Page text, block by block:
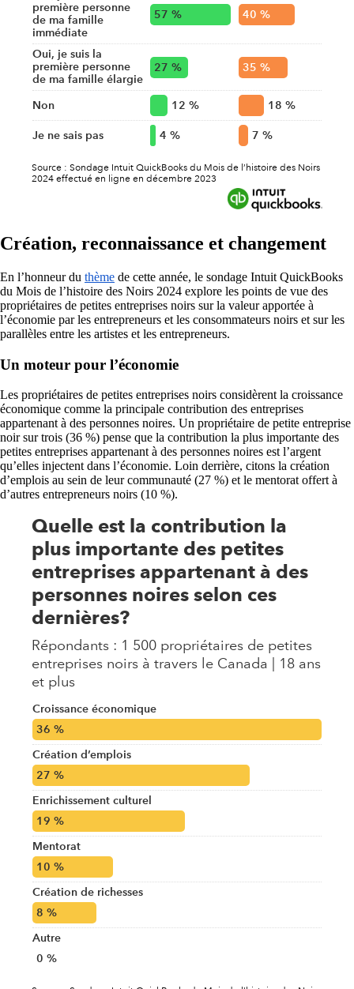
Création, reconnaissance et changement
En l’honneur du thème de cette année, le sondage Intuit QuickBooks
du Mois de l’histoire des Noirs 2024 explore les points de vue des
propriétaires de petites entreprises noirs sur la valeur apportée à
l’économie par les entrepreneurs et les consommateurs noirs et sur les
parallèles entre les artistes et les entrepreneurs.
Un moteur pour l’économie
Les propriétaires de petites entreprises noirs considèrent la croissance
économique comme la principale contribution des entreprises
appartenant à des personnes noires. Un propriétaire de petite entreprise
noir sur trois (36 %) pense que la contribution la plus importante des
petites entreprises appartenant à des personnes noires est l’argent
qu’elles injectent dans l’économie. Loin derrière, citons la création
d’emplois au sein de leur communauté (27 %) et le mentorat offert à
d’autres entrepreneurs noirs (10 %).